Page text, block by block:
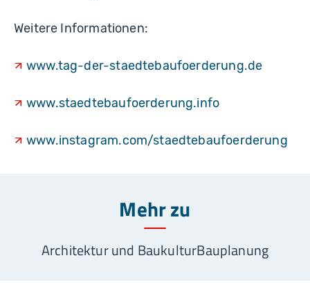
Weitere Informationen:
www.tag-der-staedtebaufoerderung.de
www.staedtebaufoerderung.info
www.instagram.com/staedtebaufoerderung
Mehr zu
Architektur und BaukulturBauplanung